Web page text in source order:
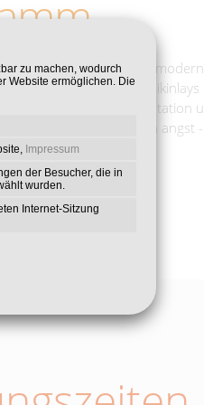
zu machen, wodurch
Website ermöglichen. Die
Impressum
der Besucher, die in
wurden.
Internet-Sitzung
Leistungen, eine
mit Veneers,
Implantation
mit Lachgas, um so ein angst